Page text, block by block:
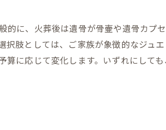
に、火葬後は遺骨が骨壷や遺骨カプセ
肢としては、ご家族が象徴的なジュ
に応じて変化します。いずれにして